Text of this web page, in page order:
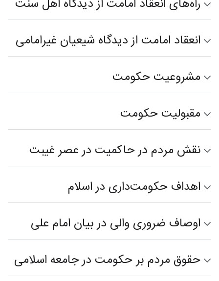
راه‌های انعقاد امامت از دیدگاه اهل سنت
انعقاد امامت از دیدگاه شیعیان غیرامامی
مشروعیت حکومت
مقبولیت حکومت
نقش مردم در حاکمیت در عصر غیبت
اهداف حکومت‌داری در اسلام
اوصاف ضروری والی در بیان امام علی
حقوق مردم بر حکومت در جامعه اسلامی